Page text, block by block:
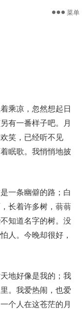
菜单
乘凉，忽然想起日
有一番样子吧。月
笑，已经听不见
眠歌。我悄悄地披
一条幽僻的路；白
长着许多树，蓊蓊
知道名字的树。没
人。今晚却很好，
地好像是我的；我
。我爱热闹，也爱
个人在这苍茫的月